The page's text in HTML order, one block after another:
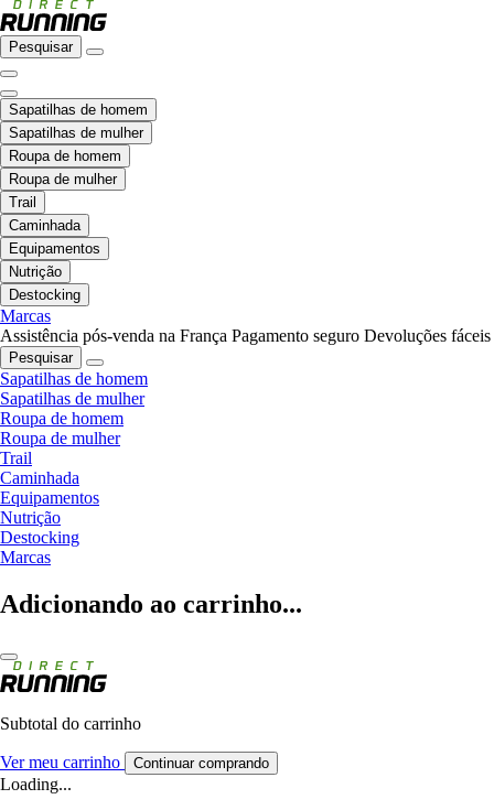
Pesquisar
Sapatilhas de homem
Sapatilhas de mulher
Roupa de homem
Roupa de mulher
Trail
Caminhada
Equipamentos
Nutrição
Destocking
Marcas
Assistência pós-venda na França Pagamento seguro Devoluções fáceis
Pesquisar
Sapatilhas de homem
Sapatilhas de mulher
Roupa de homem
Roupa de mulher
Trail
Caminhada
Equipamentos
Nutrição
Destocking
Marcas
Adicionando ao carrinho...
Subtotal do carrinho
Ver meu carrinho Continuar comprando
Loading...